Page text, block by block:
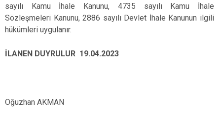
sayılı Kamu İhale Kanunu, 4735 sayılı Kamu İhale
Sözleşmeleri Kanunu, 2886 sayılı Devlet İhale Kanunun ilgili
hükümleri uygulanır.
İLANEN DUYRULUR 19.04.2023
Oğuzhan AKMAN